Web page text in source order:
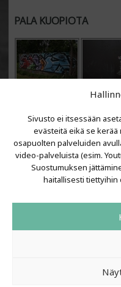
Sivusto ei itsessään
evästeitä eikä se
osapuolten palveluiden
video-palveluista (esim.
Suostumuksen
haitallisesti tiettyihin
PALA KUOPIOTA
VIIMEISIMMÄT
LAINIT 2025: Tarhapäivä
Urbaani Zine